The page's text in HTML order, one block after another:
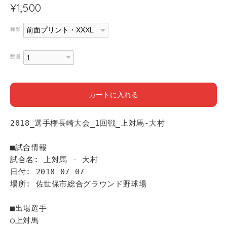
¥1,500
種類
数量
カートに入れる
2018_選手権長崎大会_1回戦_上対馬-大村
■試合情報
試合名: 上対馬 - 大村
日付: 2018-07-07
場所: 佐世保市総合グラウンド野球場
■出場選手
◯上対馬